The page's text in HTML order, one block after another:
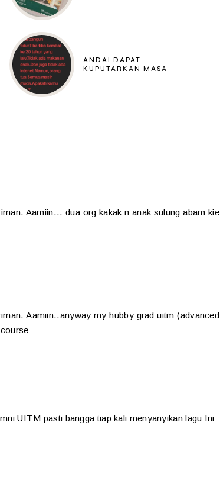
ANDAI DAPAT
KUPUTARKAN MASA
Aamiin... dua org kakak n anak sulung abam kie
Aamiin..anyway my hubby grad uitm (advanced
UITM pasti bangga tiap kali menyanyikan lagu Ini